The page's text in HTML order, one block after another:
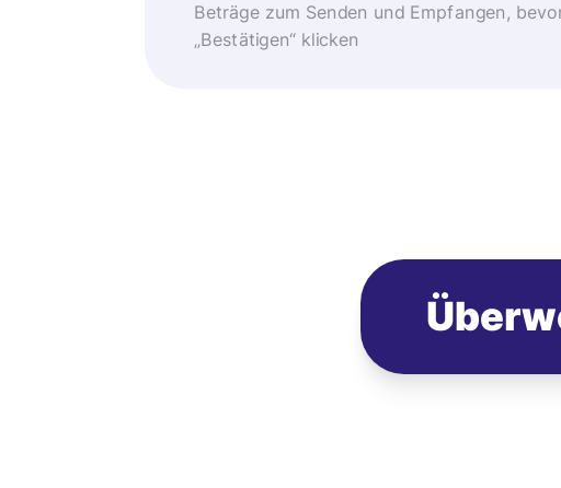
Beträge zum Senden und Empfangen,
„Bestätigen“ klicken